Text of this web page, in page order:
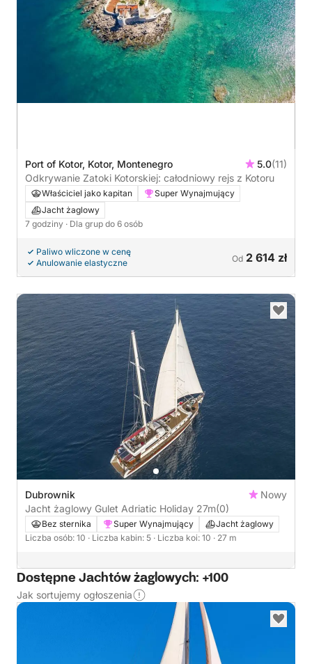
Port of Kotor, Kotor, Montenegro 5.0(11)
Odkrywanie Zatoki Kotorskiej: całodniowy rejs z Kotoru
Właściciel jako kapitan
Super Wynajmujący
Jacht żaglowy
7 godziny · Dla grup do 6 osób
Paliwo wliczone w cenę
Anulowanie elastyczne
Od 2 614 zł
Dubrownik
Nowy
Jacht żaglowy Gulet Adriatic Holiday 27m(0)
Bez sternika Super Wynajmujący
Jacht żaglowy
Liczba osób: 10 · Liczba kabin: 5 · Liczba koi: 10 · 27 m
Dostępne Jachtów żaglowych: +100
Jak sortujemy ogłoszenia